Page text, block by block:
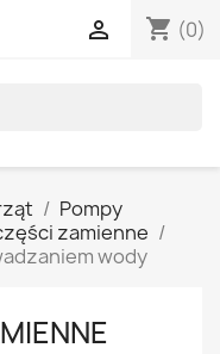
shopping_cart (0)

Pompy
zamienne
wody